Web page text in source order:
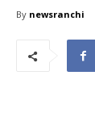
By newsranchi